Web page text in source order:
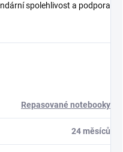
spolehlivost a podpora
Repasované notebooky
24 měsíců